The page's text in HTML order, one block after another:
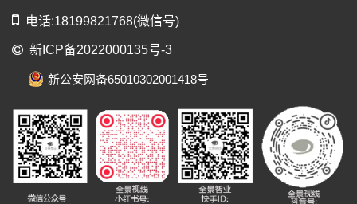
电话:18199821768(微信号)
新ICP备2022000135号-3
新公安网备65010302001418号